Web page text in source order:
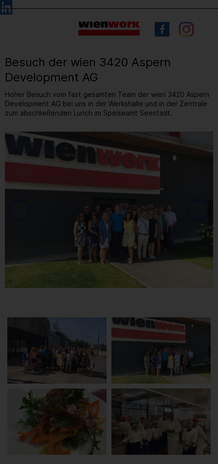
Barrierefreie
Bedienung
Sprachauswahl
Besuch der wien 3420 Aspern
Development AG
Hoher Besuch vom fast gesamten Team der wien 3420 Aspern
Development AG bei uns in der Werkshalle und in der Zentrale
zum abschließenden Lunch im Speiseamt Seestadt.
2/ 4